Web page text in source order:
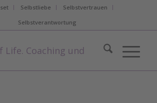
Selbstliebe
Selbstvertrauen
Selbstverantwortung